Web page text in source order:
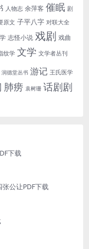
人物志 余萍客 催眠 剧
原文 子平八字 对联大全
志怪小说 戏剧 戏曲
纹学 文学 文学者丛刊
润德堂丛书 游记 王氏医学
肺痨 袁树珊 话剧剧
下载
公让PDF下载